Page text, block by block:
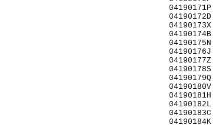
04190171P
04190172D
04190173X
04190174B
04190175N
04190176J
04190177Z
04190178S
04190179Q
04190180V
04190181H
04190182L
04190183C
04190184K